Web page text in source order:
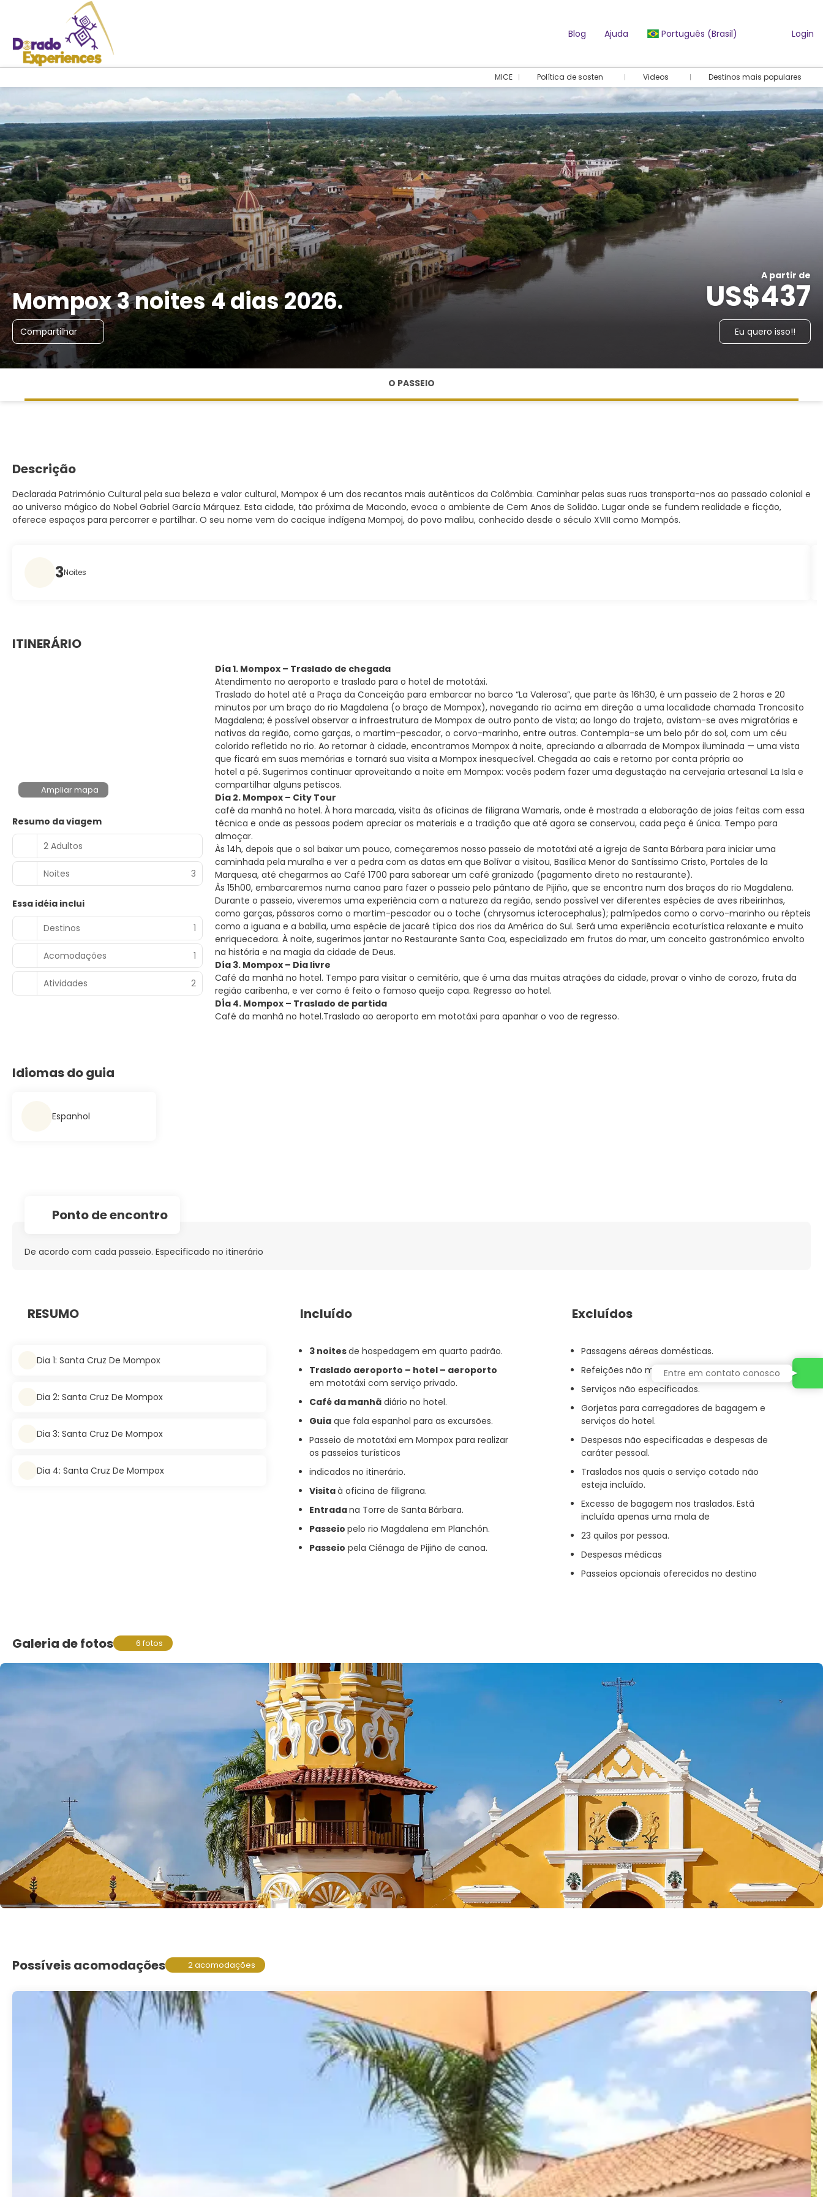
Blog Ajuda Português (Brasil) Login
MICE Política de sosten Videos Destinos mais populares
Mompox 3 noites 4 dias 2026.
A partir de
US$437
Compartilhar Eu quero isso!!
O PASSEIO
Descrição
Declarada Património Cultural pela sua beleza e valor cultural, Mompox é um dos recantos mais autênticos da Colômbia. Caminhar pelas suas ruas transporta-nos ao passado colonial e
ao universo mágico do Nobel Gabriel García Márquez. Esta cidade, tão próxima de Macondo, evoca o ambiente de Cem Anos de Solidão. Lugar onde se fundem realidade e ficção,
oferece espaços para percorrer e partilhar. O seu nome vem do cacique indígena Mompoj, do povo malibu, conhecido desde o século XVIII como Mompós.
3Noites
ITINERÁRIO
Ampliar mapa
Resumo da viagem
2 Adultos
Noites 3
Essa idéia inclui
Destinos
1
Acomodações 1
Atividades 2
Día 1. Mompox – Traslado de chegada
Atendimento no aeroporto e traslado para o hotel de mototáxi.
Traslado do hotel até a Praça da Conceição para embarcar no barco “La Valerosa”, que parte às 16h30, é um passeio de 2 horas e 20
minutos por um braço do rio Magdalena (o braço de Mompox), navegando rio acima em direção a uma localidade chamada Troncosito
Magdalena; é possível observar a infraestrutura de Mompox de outro ponto de vista; ao longo do trajeto, avistam-se aves migratórias e
nativas da região, como garças, o martim-pescador, o corvo-marinho, entre outras. Contempla-se um belo pôr do sol, com um céu
colorido refletido no rio. Ao retornar à cidade, encontramos Mompox à noite, apreciando a albarrada de Mompox iluminada — uma vista
que ficará em suas memórias e tornará sua visita a Mompox inesquecível. Chegada ao cais e retorno por conta própria ao
hotel a pé. Sugerimos continuar aproveitando a noite em Mompox: vocês podem fazer uma degustação na cervejaria artesanal La Isla e
compartilhar alguns petiscos.
Día 2. Mompox – City Tour
café da manhã no hotel. À hora marcada, visita às oficinas de filigrana Wamaris, onde é mostrada a elaboração de joias feitas com essa
técnica e onde as pessoas podem apreciar os materiais e a tradição que até agora se conservou, cada peça é única. Tempo para
almoçar.
Às 14h, depois que o sol baixar um pouco, começaremos nosso passeio de mototáxi até a igreja de Santa Bárbara para iniciar uma
caminhada pela muralha e ver a pedra com as datas em que Bolívar a visitou, Basílica Menor do Santíssimo Cristo, Portales de la
Marquesa, até chegarmos ao Café 1700 para saborear um café granizado (pagamento direto no restaurante).
Às 15h00, embarcaremos numa canoa para fazer o passeio pelo pântano de Pijiño, que se encontra num dos braços do rio Magdalena.
Durante o passeio, viveremos uma experiência com a natureza da região, sendo possível ver diferentes espécies de aves ribeirinhas,
como garças, pássaros como o martim-pescador ou o toche (chrysomus icterocephalus); palmípedos como o corvo-marinho ou répteis
como a iguana e a babilla, uma espécie de jacaré típica dos rios da América do Sul. Será uma experiência ecoturística relaxante e muito
enriquecedora. À noite, sugerimos jantar no Restaurante Santa Coa, especializado em frutos do mar, um conceito gastronómico envolto
na história e na magia da cidade de Deus.
Día 3. Mompox – Dia livre
Café da manhã no hotel. Tempo para visitar o cemitério, que é uma das muitas atrações da cidade, provar o vinho de corozo, fruta da
região caribenha, e ver como é feito o famoso queijo capa. Regresso ao hotel.
DÍa 4. Mompox – Traslado de partida
Café da manhã no hotel.Traslado ao aeroporto em mototáxi para apanhar o voo de regresso.
Idiomas do guia
Espanhol
Ponto de encontro
De acordo com cada passeio. Especificado no itinerário
RESUMO
Dia 1: Santa Cruz De Mompox
Dia 2: Santa Cruz De Mompox
Dia 3: Santa Cruz De Mompox
Dia 4: Santa Cruz De Mompox
Incluído
3 noitesde hospedagem em quarto padrão.
Traslado aeroporto – hotel – aeroporto
em mototáxi com serviço privado.
Café da manhãdiário no hotel.
Guiaque fala espanhol para as excursões.
Passeio de mototáxi em Mompox para realizar
os passeios turísticos
indicados no itinerário.
Visitaà oficina de filigrana.
Entradana Torre de Santa Bárbara.
Passeio pelo rio Magdalena em Planchón.
Passeio pela Ciénaga de Pijiño de canoa.
Excluídos
Passagens aéreas domésticas.
Refeições não mencionadas.
Serviços não especificados.
Gorjetas para carregadores de bagagem e
serviços do hotel.
Despesas não especificadas e despesas de
caráter pessoal.
Traslados nos quais o serviço cotado não
esteja incluído.
Excesso de bagagem nos traslados. Está
incluída apenas uma mala de
23 quilos por pessoa.
Despesas médicas
Passeios opcionais oferecidos no destino
Galeria de fotos 6 fotos
Possíveis acomodações 2 acomodações